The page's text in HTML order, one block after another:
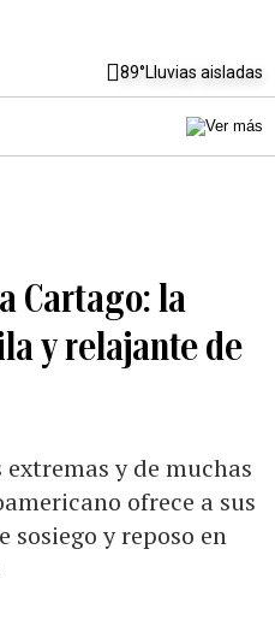
89°Lluvias aisladas
Cartago: la
y relajante de
y de muchas
ofrece a sus
y reposo en